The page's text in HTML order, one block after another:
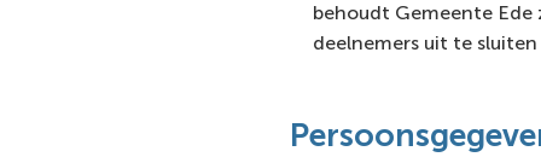
behoudt Gemeente
deelnemers uit te